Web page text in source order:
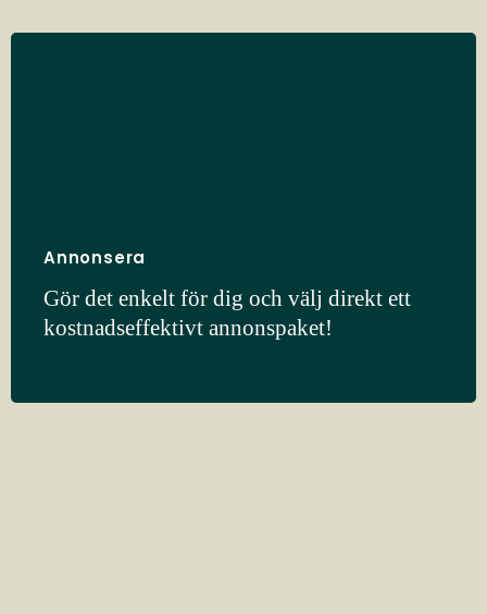
Annonsera
Gör det enkelt för dig och välj direkt ett
kostnadseffektivt annonspaket!